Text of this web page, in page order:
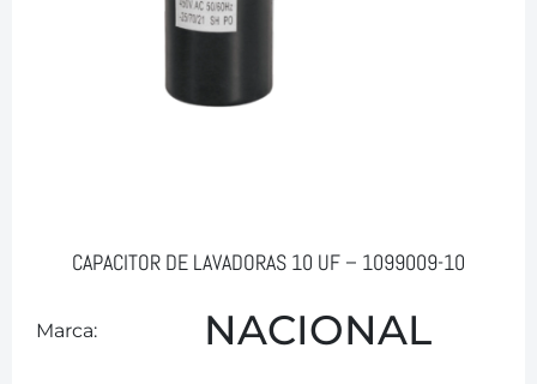
CAPACITOR DE LAVADORAS 10 UF – 1099009-10
Marca: NACIONAL